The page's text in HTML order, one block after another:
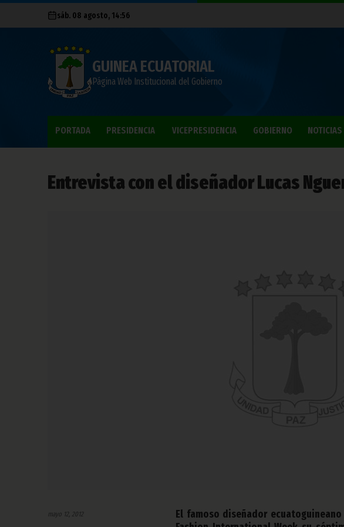
sáb. 08 agosto, 14:56
GUINEA ECUATORIAL
Página Web Institucional del Gobierno
PORTADA PRESIDENCIA VICEPRESIDENCIA GOBIERNO NOTICIAS
Entrevista con el diseñador Lucas
mayo 12, 2012
El famoso diseñador